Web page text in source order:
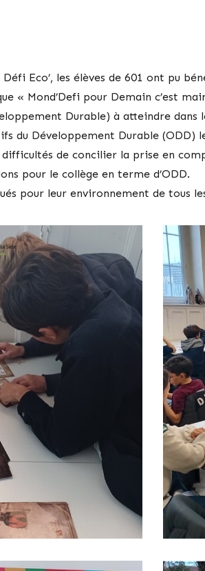
Eco’, les élèves de 601 ont pu
« Mond’Defi pour Demain c’est
Durable) à atteindre dans
du Développement Durable (ODD)
de concilier la prise en
pour le collège en terme d’ODD.
pour leur environnement de tous